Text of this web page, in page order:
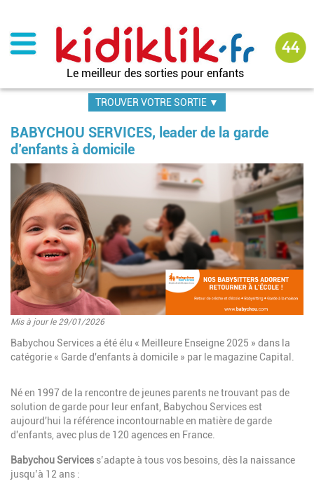
contenu
principal
Le meilleur des sorties pour enfants
TROUVER VOTRE SORTIE ▼
BABYCHOU SERVICES, leader de la garde
d’enfants à domicile
Image
Mis à jour le 29/01/2026
Introduction
Babychou Services a été élu « Meilleure Enseigne 2025 » dans la
catégorie « Garde d'enfants à domicile » par le magazine Capital.
Description
Né en 1997 de la rencontre de jeunes parents ne trouvant pas de
solution de garde pour leur enfant, Babychou Services est
aujourd'hui la référence incontournable en matière de garde
d'enfants, avec plus de 120 agences en France.
Babychou Services s’adapte à tous vos besoins, dès la naissance
jusqu’à 12 ans :